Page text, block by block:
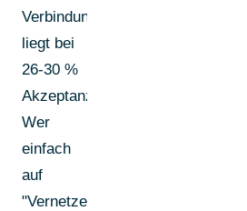
Verbindungsanfragen
liegt bei
26-30 %
Akzeptanzrate.
Wer
einfach
auf
"Vernetzen"